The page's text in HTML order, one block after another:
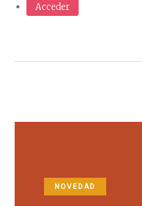
Acceder
NOVEDAD